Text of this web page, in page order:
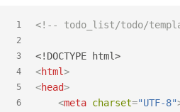
1
2
3
4
5
6
<!-- todo_list/todo/
<!DOCTYPE html>
<html>
<head>
<meta charset="UTF-8"